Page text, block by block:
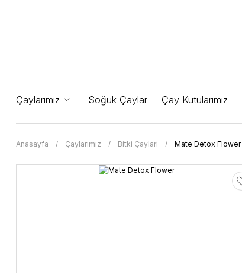
Çaylarımız Soğuk Çaylar Çay Kutularımız
Anasayfa Çaylarımız Bitki Çaylari Mate Detox Flower